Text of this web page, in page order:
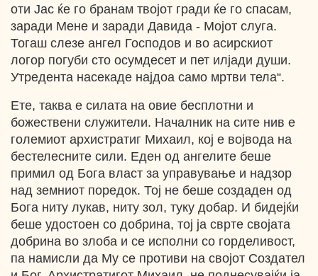
оти Јас ќе го бранам твојот гради ќе го спасам,
заради Мене и заради Давида - Мојот слуга.
Тогаш слезе ангел Господов и во асирскиот
логор погуби сто осумдесет и пет илјади души.
Утредента насекаде најдоа само мртви тела“.
Ете, таква е силата на овие бесплотни и
божествени служители. Началник на сите нив е
големиот архистратиг Михаил, кој е војвода на
бестелесните сили. Еден од ангелите беше
примил од Бога власт за управување и надзор
над земниот поредок. Тој не беше создаден од
Бога ниту лукав, ниту зол, туку добар. И бидејќи
беше удостоен со добрина, тој ја сврте својата
добрина во злоба и се исполни со горделивост,
па намисли да Му се противи на својот Создател